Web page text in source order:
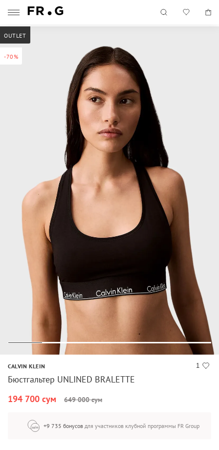
-70%
OUTLET
1
CALVIN KLEIN
Бюстгальтер UNLINED BRALETTE
194 700 сум
649 000 сум
+9 735 бонусов для участников клубной программы FR Group